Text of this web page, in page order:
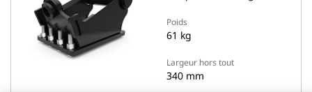
Poids
61 kg
Largeur hors tout
340 mm